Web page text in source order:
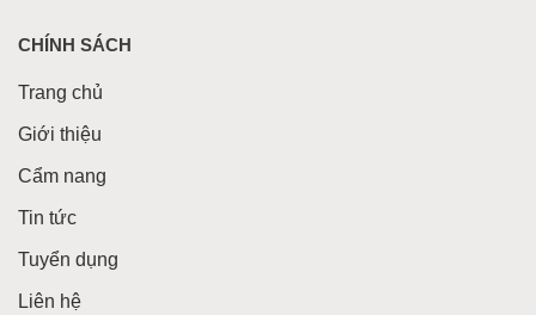
CHÍNH SÁCH
Trang chủ
Giới thiệu
Cẩm nang
Tin tức
Tuyển dụng
Liên hệ